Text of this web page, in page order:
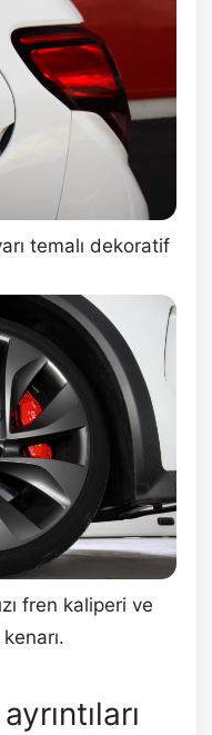
temalı dekoratif
fren kaliperi ve